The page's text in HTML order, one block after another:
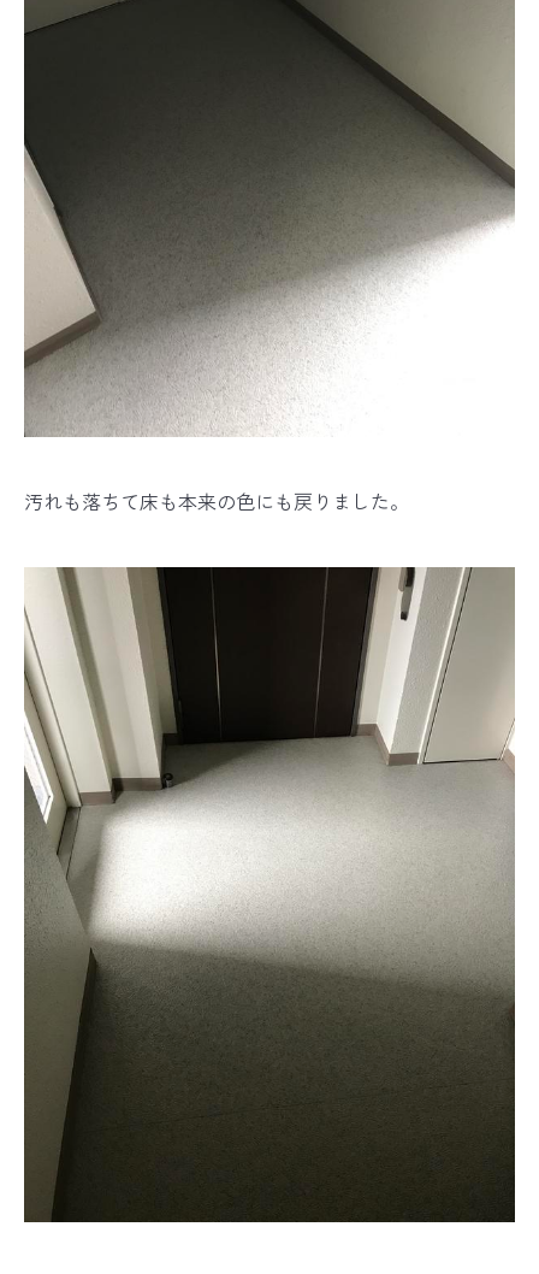
汚れも落ちて床も本来の色にも戻りました。